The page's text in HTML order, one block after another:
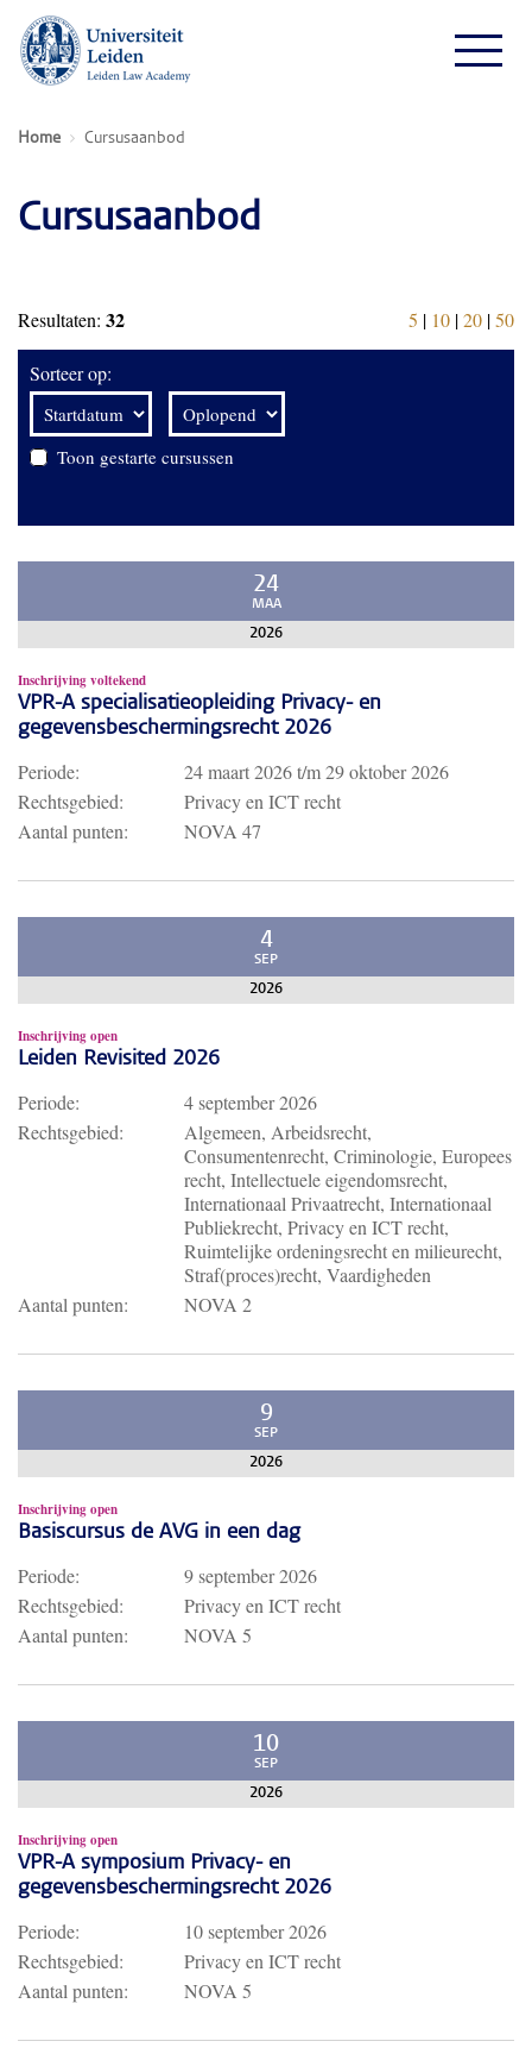
Home Cursusaanbod
Cursusaanbod
Resultaten: 32 5 | 10 |20 |50
Sorteer op:
Toon gestarte cursussen
24
MAA
2026
Inschrijving voltekend
VPR-A specialisatieopleiding Privacy- en
gegevensbeschermingsrecht 2026
Periode: 24 maart 2026t/m29 oktober 2026
Rechtsgebied:
Privacy en ICT recht
Aantal punten:
NOVA 47
4
SEP
2026
Inschrijving open
Leiden Revisited 2026
Periode:
4 september 2026
Rechtsgebied:
Algemeen, Arbeidsrecht,
Consumentenrecht, Criminologie, Europees
recht, Intellectuele eigendomsrecht,
Internationaal Privaatrecht, Internationaal
Publiekrecht, Privacy en ICT recht,
Ruimtelijke ordeningsrecht en milieurecht,
Straf(proces)recht, Vaardigheden
Aantal punten:
NOVA 2
9
SEP
2026
Inschrijving open
Basiscursus de AVG in een dag
Periode:
9 september 2026
Rechtsgebied:
Privacy en ICT recht
Aantal punten:
NOVA 5
10
SEP
2026
Inschrijving open
VPR-A symposium Privacy- en
gegevensbeschermingsrecht 2026
Periode:
10 september 2026
Rechtsgebied:
Privacy en ICT recht
Aantal punten:
NOVA 5